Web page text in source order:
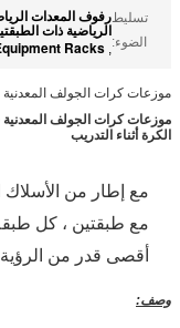
تسليط
الضوء:
رفوف المعدات
الرياضية ذات
,
Racks
موزعات كرات الجولف المعدنية
موزعات كرات الجولف المعدنية
الكرة أثناء التدريب
مع إطار من الأسلاك
مع طبقتين ، كل طبقة
أقصى قدر من الرؤية يتسع
وصف: